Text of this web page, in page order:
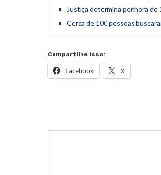
Justiça determina penhora
Cerca de 100 pessoas
Compartilhe isso:
Facebook X